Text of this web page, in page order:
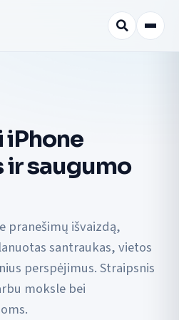
iPhone
ir saugumo
pranešimų išvaizdą,
santraukas, vietos
perspėjimus. Straipsnis
moksle bei